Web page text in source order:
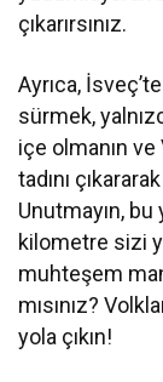
çıkarırsınız.
Ayrıca,
sürmek,
içe olmanın ve
tadını
Unutmayın,
kilometre sizi
muhteşem
mısınız?
yola çıkın!